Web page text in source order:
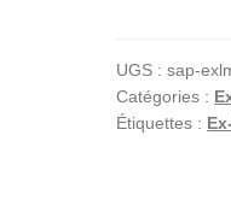
du
Dragon,
UGS :sap-
Catégories :
Étiquettes :